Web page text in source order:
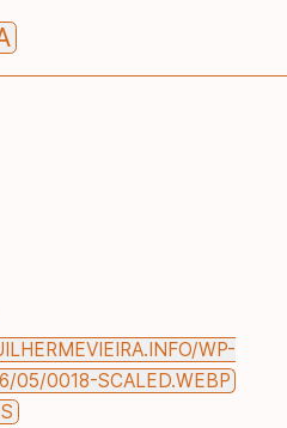
WP-
05/0018-SCALED.WEBP